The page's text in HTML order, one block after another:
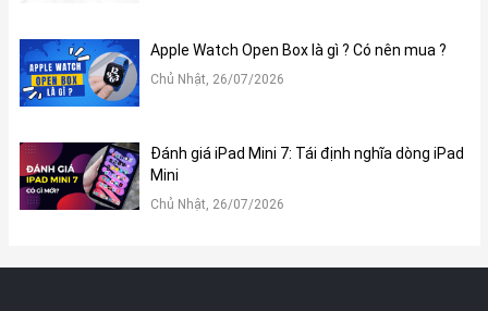
Apple Watch Open Box là gì ? Có nên mua ?
Chủ Nhật, 26/07/2026
Đánh giá iPad Mini 7: Tái định nghĩa dòng iPad
Mini
Chủ Nhật, 26/07/2026